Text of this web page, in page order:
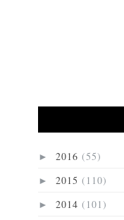
► 2016 (55)
► 2015 (110)
► 2014 (101)